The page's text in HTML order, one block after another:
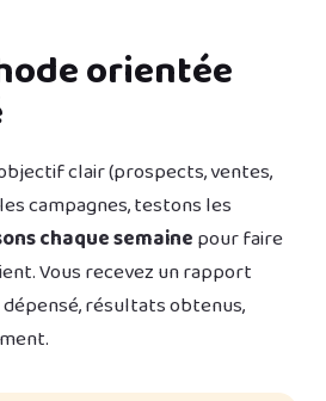
orientée
clair (prospects, ventes,
campagnes, testons les
chaque semainepour faire
Vous recevez un rapport
résultats obtenus,